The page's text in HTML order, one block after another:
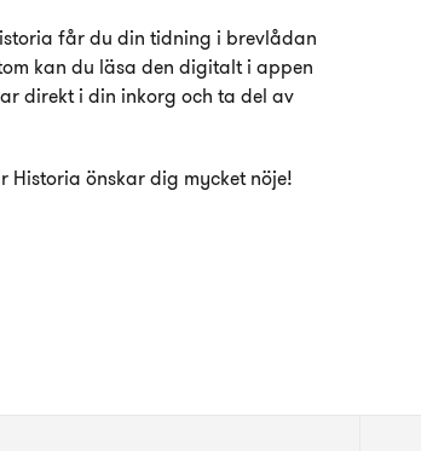
får du din tidning i brevlådan
kan du läsa den digitalt i appen
direkt i din inkorg och ta del av
önskar dig mycket nöje!